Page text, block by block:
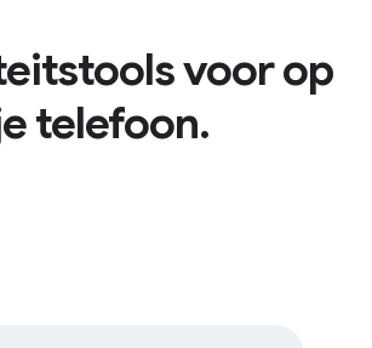
voor op
telefoon.